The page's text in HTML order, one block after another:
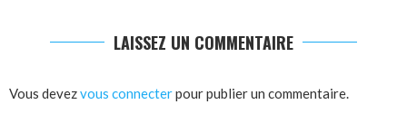
LAISSEZ UN COMMENTAIRE
Vous devezvous connecterpour publier un commentaire.